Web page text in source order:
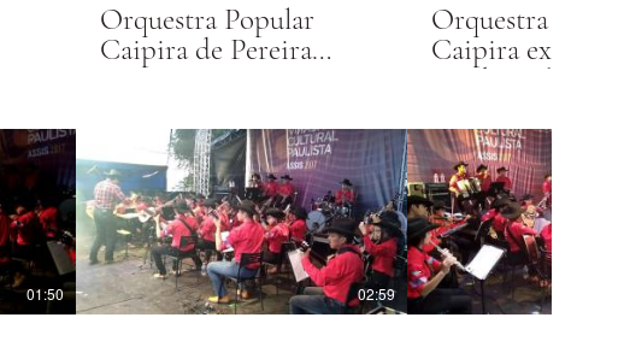
Orquestra Popular
Caipira de Pereira
Barreto
Orquestra
Caipira executa
""Cabecinha No
Borges.
01:50 02:59